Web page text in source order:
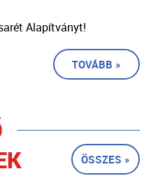
Alapítványt!
TOVÁBB »
ÖSSZES »